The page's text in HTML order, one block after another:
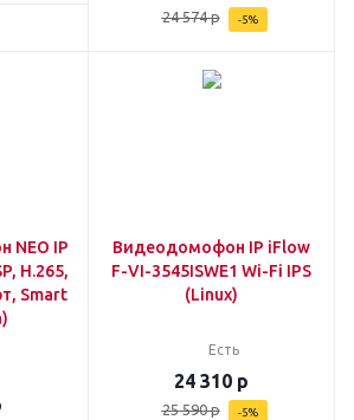
24 574р -5%
NEO IP
H.265,
Smart
Видеодомофон IP iFlow
F-VI-3545ISWE1 Wi-Fi IPS
(Linux)
Есть
24 310 р
25 590р -5%